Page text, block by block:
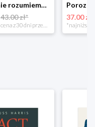
Już się nie rozumiemy! Jak przeżyć czas trzaskających drzwi Esprit
43.00 zł*
*najniższa cena z 30 dni przed obniżką
37.00 zł